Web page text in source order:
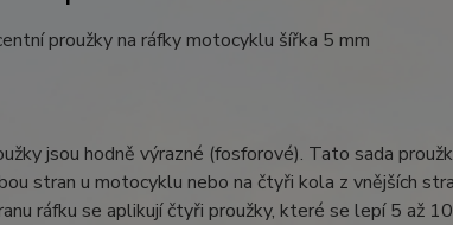
proužky na ráfky motocyklu šířka 5 mm
jsou hodně výrazné (fosforové). Tato sada
stran u motocyklu nebo na čtyři kola z vnějších
ráfku se aplikují čtyři proužky, které se lepí 5 až